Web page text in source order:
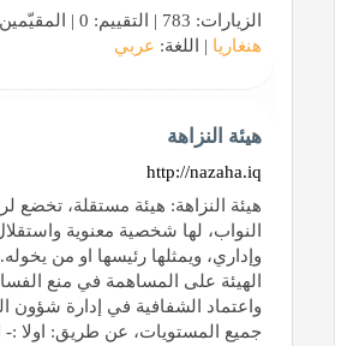
الزيارات: 783 | التقييم: 0 | المقيّمين: 0 | الدولة:
هنغاريا | اللغة: عربي
هيئة النزاهة
http://nazaha.iq
هيئة النزاهة: هيئة مستقلة، تخضع
النواب، لها شخصية معنوية
وإداري، ويمثلها رئيسها او من
الهيئة على المساهمة في منع
واعتماد الشفافية في إدارة شؤون
جميع المستويات، عن طريق: اولا